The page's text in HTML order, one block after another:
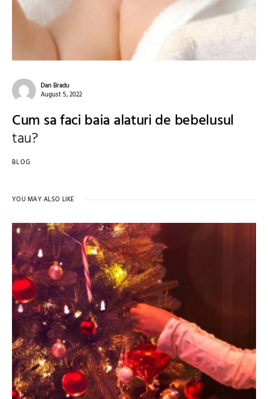
Dan Bradu
August 5, 2022
Cum sa faci baia alaturi de bebelusul
tau?
BLOG
YOU MAY ALSO LIKE